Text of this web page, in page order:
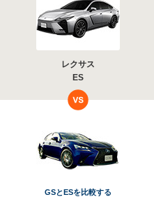
レクサス
ES
GSとESを比較する